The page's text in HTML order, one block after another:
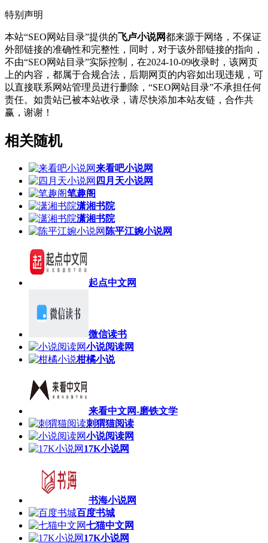
特别声明
本站“SEO网站目录”提供的飞卢小说网都来源于网络，不保证
外部链接的准确性和完整性，同时，对于该外部链接的指向，
不由“SEO网站目录”实际控制，在2024-10-09收录时，该网页
上的内容，都属于合规合法，后期网页的内容如出现违规，可
以直接联系网站管理员进行删除，“SEO网站目录”不承担任何
责任。如贵站已被本站收录，请尽快添加本站友链，合作共
赢，谢谢！
相关随机
来看吧小说网
四月天小说网
笔趣阁
潇湘书院
潇湘书院
陈平江婉小说网
起点中文网
微信读书
小说阅读网
柑橘小说
来看中文网-磨铁文学
刺猬猫阅读
小说阅读网
17K小说网
书海小说网
百度书城
七猫中文网
17K小说网